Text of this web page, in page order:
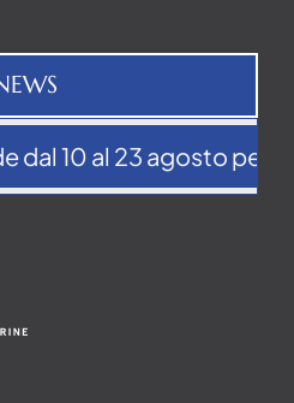
dal 10 al 23 agosto per la